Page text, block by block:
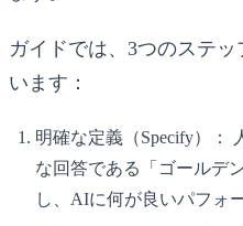
ガイドでは、3つのステ
います：
明確な定義（Specify）：
な回答である「ゴールデ
し、AIに何が良いパフォ